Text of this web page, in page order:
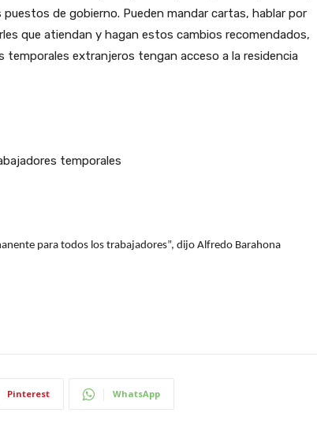
de gobierno. Pueden mandar cartas, hablar por
que atiendan y hagan estos cambios recomendados,
temporales extranjeros tengan acceso a la residencia
temporales
para todos los trabajadores”, dijo Alfredo Barahona
Pinterest WhatsApp